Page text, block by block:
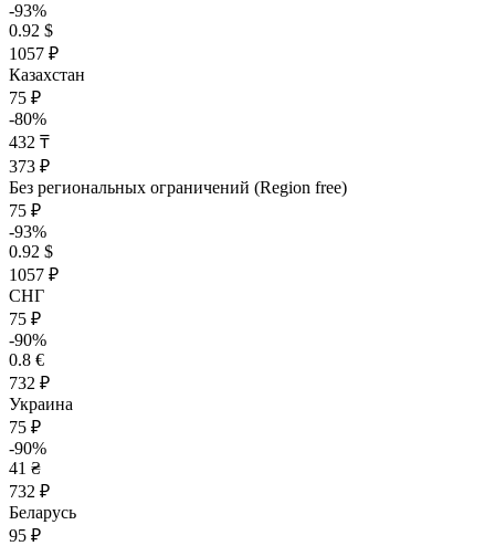
-93%
0.92 $
1057 ₽
Казахстан
75 ₽
-80%
432 ₸
373 ₽
Без региональных ограничений (Region free)
75 ₽
-93%
0.92 $
1057 ₽
СНГ
75 ₽
-90%
0.8 €
732 ₽
Украина
75 ₽
-90%
41 ₴
732 ₽
Беларусь
95 ₽